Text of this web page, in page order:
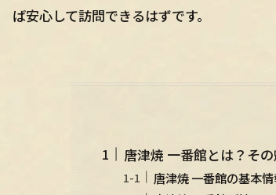
ば安心して訪問できるはずです。
唐津焼 一番館とは？そ
唐津焼 一番館の基本